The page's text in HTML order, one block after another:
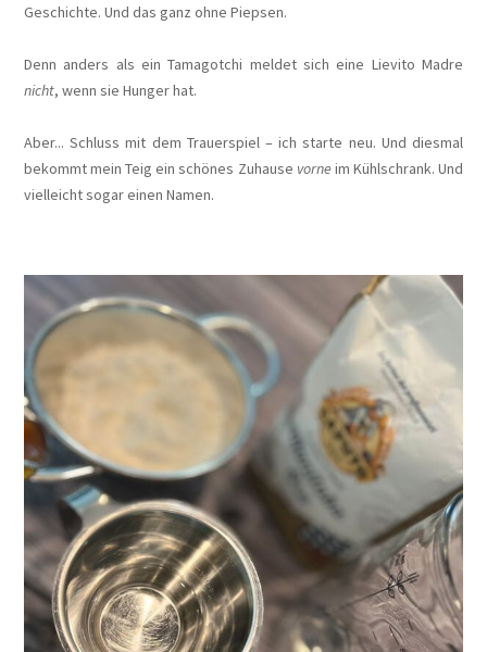
Geschichte. Und das ganz ohne Piepsen.
Denn anders als ein Tamagotchi meldet sich eine Lievito Madre
nicht, wenn sie Hunger hat.
Aber... Schluss mit dem Trauerspiel – ich starte neu. Und diesmal
bekommt mein Teig ein schönes Zuhause vorneim Kühlschrank. Und
vielleicht sogar einen Namen.